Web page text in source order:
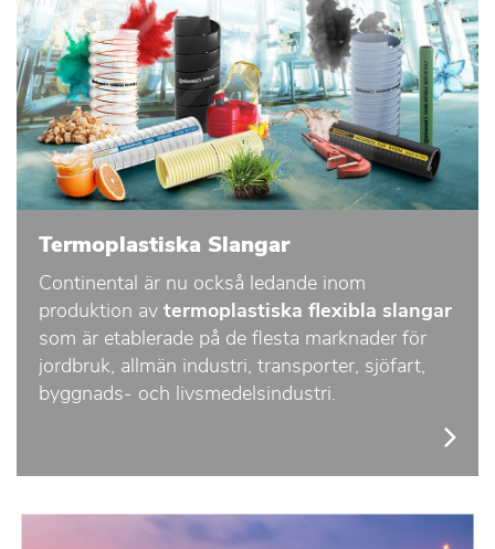
Termoplastiska Slangar
Continental är nu också ledande inom
produktion av termoplastiska flexibla slangar
som är etablerade på de flesta marknader för
jordbruk, allmän industri, transporter, sjöfart,
byggnads- och livsmedelsindustri.